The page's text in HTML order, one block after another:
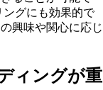
グにも効果的で
興味や関心に応じ
ィングが重